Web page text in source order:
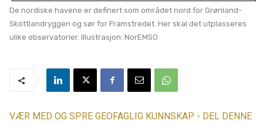
De nordiske havene er definert som området nord for Grønland-
Skottlandryggen og sør for Framstredet. Her skal det utplasseres
ulike observatorier. Illustrasjon: NorEMSO
VÆR MED OG SPRE GEOFAGLIG KUNNSKAP - DEL DENNE